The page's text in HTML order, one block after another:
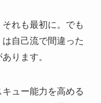
れも最初に。でも
自己流で間違った
ります。
ュー能力を高める